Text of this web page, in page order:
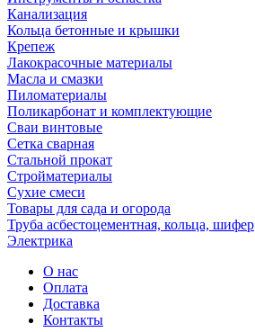
Канализация
Кольца бетонные и крышки
Крепеж
Лакокрасочные материалы
Масла и смазки
Пиломатериалы
Поликарбонат и комплектующие
Сваи винтовые
Сетка сварная
Стальной прокат
Стройматериалы
Сухие смеси
Товары для сада и огорода
Труба асбестоцементная, кольца, шифер
Электрика
О нас
Оплата
Доставка
Контакты